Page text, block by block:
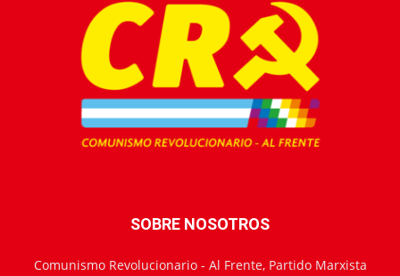
SOBRE NOSOTROS
Comunismo Revolucionario - Al Frente, Partido Marxista